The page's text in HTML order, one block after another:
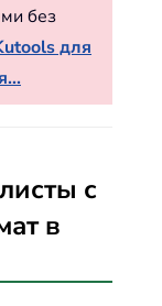
без
для
с
в